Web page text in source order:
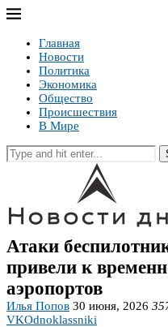
Главная
Новости
Политика
Экономика
Общество
Происшествия
В Мире
Атаки
привели к
аэропортов
Илья Попов 30 июня, 2026
VKOdnoklassniki